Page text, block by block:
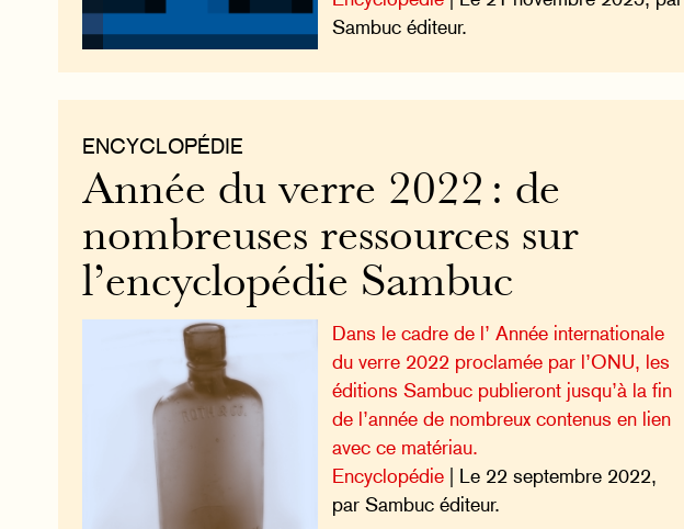
Sambuc éditeur.
ENCYCLOPÉDIE
Année du verre 2022 : de
nombreuses ressources sur
l’encyclopédie Sambuc
Dans le cadre de l’ Année internationale
du verre 2022 proclamée par l’ONU, les
éditions Sambuc publieront jusqu’à la fin
de l’année de nombreux contenus en lien
avec ce matériau.
Encyclopédie | Le 22 septembre 2022,
par Sambuc éditeur.